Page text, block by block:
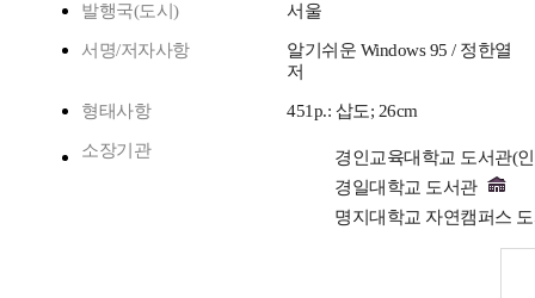
발행국(도시) 서울
서명/저자사항
알기쉬운 Windows 95 / 정한열
저
형태사항 451p.: 삽도; 26cm
소장기관
경인교육대학교 도서관(
경일대학교 도서관
명지대학교 자연캠퍼스